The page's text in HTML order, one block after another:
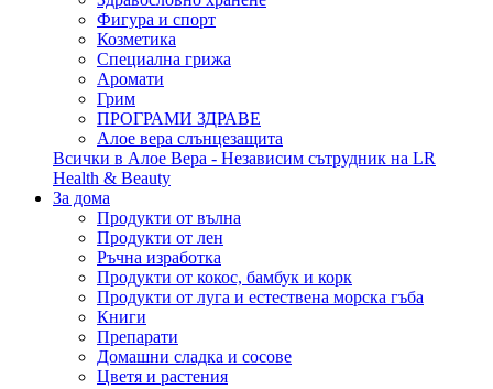
Фигура и спорт
Козметика
Специална грижа
Аромати
Грим
ПРОГРАМИ ЗДРАВЕ
Алое вера слънцезащита
Всички в Алое Вера - Независим сътрудник на LR
Health & Beauty
За дома
Продукти от вълна
Продукти от лен
Ръчна изработка
Продукти от кокос, бамбук и корк
Продукти от луга и естествена морска гъба
Книги
Препарати
Домашни сладка и сосове
Цветя и растения